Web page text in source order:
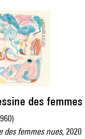
des
des femmes nues, 2020